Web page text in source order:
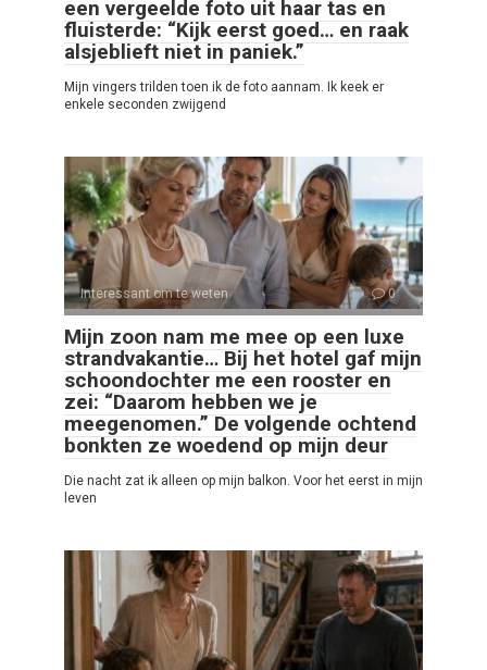
een vergeelde foto uit haar tas en
fluisterde: “Kijk eerst goed… en raak
alsjeblieft niet in paniek.”
Mijn vingers trilden toen ik de foto aannam. Ik keek er
enkele seconden zwijgend
Interessant om te weten 0
Mijn zoon nam me mee op een luxe
strandvakantie… Bij het hotel gaf mijn
schoondochter me een rooster en
zei: “Daarom hebben we je
meegenomen.” De volgende ochtend
bonkten ze woedend op mijn deur
Die nacht zat ik alleen op mijn balkon. Voor het eerst in mijn
leven